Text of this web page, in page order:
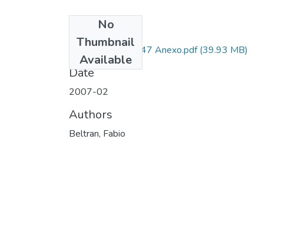
No
Thumbnail
Available
3303-07-18347 Anexo.pdf(39.93 MB)
Date
2007-02
Authors
Beltran, Fabio